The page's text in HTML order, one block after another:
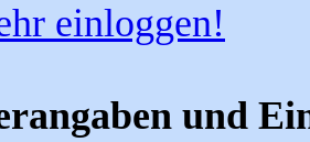
einloggen!
und